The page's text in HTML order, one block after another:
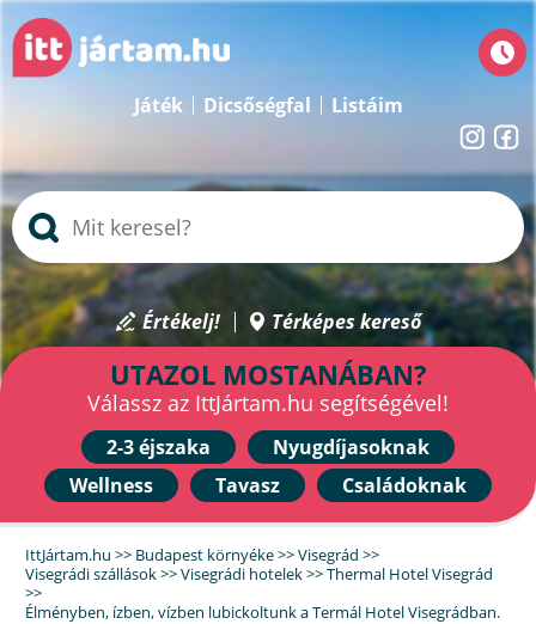
Játék Dicsőségfal Listáim
Értékelj! Térképes kereső
UTAZOL MOSTANÁBAN?
Válassz az IttJártam.hu segítségével!
2-3 éjszaka
Nyugdíjasoknak
Wellness
Tavasz Családoknak
IttJártam.hu >> Budapest környéke>>Visegrád >>
Visegrádi szállások>>Visegrádi hotelek>>Thermal Hotel Visegrád
>>
Élményben, ízben, vízben lubickoltunk a Termál Hotel Visegrádban.